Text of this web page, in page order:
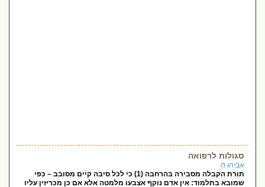
סגולות לרפואה
אביהו ח
תורת הקבלה מסבירה בהרחבה (1) כי לכל סיבה קיים מסובב – כפי
שמובא בתלמוד: אין אדם נוקף אצבעו מלמטה אלא אם כן מכריזין עליו